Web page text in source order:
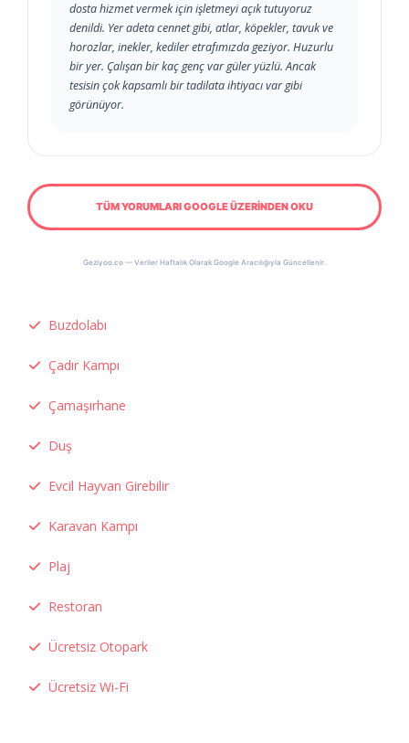
dosta hizmet vermek için işletmeyi açık tutuyoruz
denildi. Yer adeta cennet gibi, atlar, köpekler, tavuk ve
horozlar, inekler, kediler etrafımızda geziyor. Huzurlu
bir yer. Çalışan bir kaç genç var güler yüzlü. Ancak
tesisin çok kapsamlı bir tadilata ihtiyacı var gibi
görünüyor.
TÜM YORUMLARI GOOGLE ÜZERİNDEN OKU
Geziyoo.co — Veriler Haftalık Olarak Google Aracılığıyla Güncellenir.
Buzdolabı
Çadır Kampı
Çamaşırhane
Duş
Evcil Hayvan Girebilir
Karavan Kampı
Plaj
Restoran
Ücretsiz Otopark
Ücretsiz Wi-Fi